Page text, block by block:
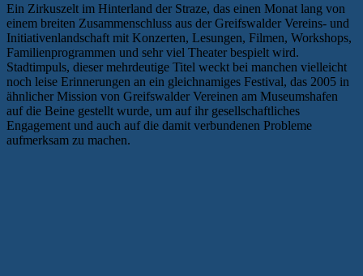
Ein Zirkuszelt im Hinterland der Straze, das einen Monat lang von
einem breiten Zusammenschluss aus der Greifswalder Vereins- und
Initiativenlandschaft mit Konzerten, Lesungen, Filmen, Workshops,
Familienprogrammen und sehr viel Theater bespielt wird.
Stadtimpuls, dieser mehrdeutige Titel weckt bei manchen vielleicht
noch leise Erinnerungen an ein gleichnamiges Festival, das 2005 in
ähnlicher Mission von Greifswalder Vereinen am Museumshafen
auf die Beine gestellt wurde, um auf ihr gesellschaftliches
Engagement und auch auf die damit verbundenen Probleme
aufmerksam zu machen.